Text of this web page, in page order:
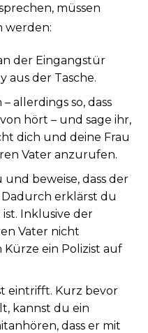
müssen
werden:
der Eingangstür
aus der Tasche.
allerdings so, dass
hört – und sage ihr,
dich und deine Frau
Vater anzurufen.
beweise, dass der
erklärst du
ist. Inklusive der
Vater nicht
ein Polizist auf
eintrifft. Kurz bevor
kannst du ein
dass er mit